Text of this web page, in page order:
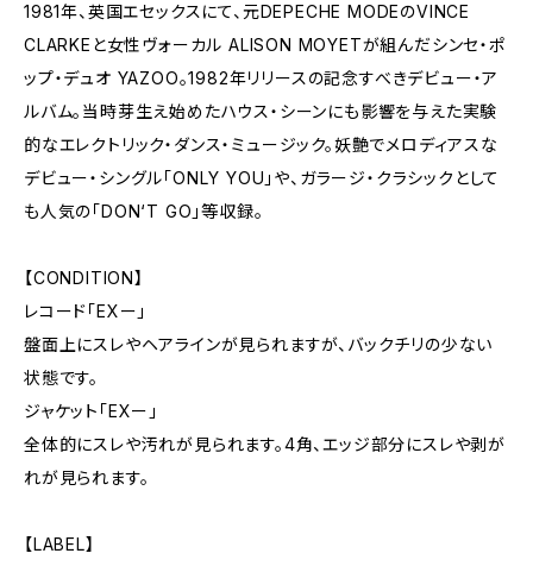
1981年、英国エセックスにて、元DEPECHE MODEのVINCE
CLARKEと女性ヴォーカル ALISON MOYETが組んだシンセ・ポ
ップ・デュオ YAZOO。1982年リリースの記念すべきデビュー・ア
ルバム。当時芽生え始めたハウス・シーンにも影響を与えた実験
的なエレクトリック・ダンス・ミュージック。妖艶でメロディアスな
デビュー・シングル「ONLY YOU」や、ガラージ・クラシックとして
も人気の「DON‘T GO」等収録。
【CONDITION】
レコード「EXー」
盤面上にスレやヘアラインが見られますが、バックチリの少ない
状態です。
ジャケット「EXー」
全体的にスレや汚れが見られます。4角、エッジ部分にスレや剥が
れが見られます。
【LABEL】